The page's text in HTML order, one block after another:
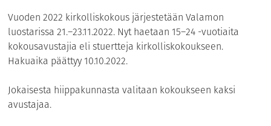
Vuoden 2022 kirkolliskokous järjestetään Valamon
luostarissa 21.–23.11.2022. Nyt haetaan 15–24 -vuotiaita
kokousavustajia eli stuertteja kirkolliskokoukseen.
Hakuaika päättyy 10.10.2022.
Jokaisesta hiippakunnasta valitaan kokoukseen kaksi
avustajaa.